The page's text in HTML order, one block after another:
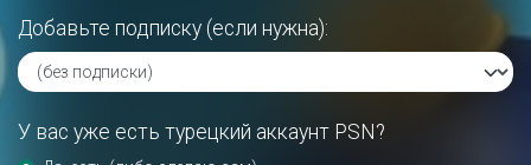
Добавьте подписку (если нужна):
У вас уже есть турецкий аккаунт PSN?